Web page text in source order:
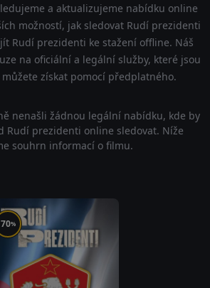
a aktualizujeme nabídku online
možností, jak sledovat Rudí prezidenti
Rudí prezidenti ke stažení offline. Náš
na oficiální a legální služby, které jsou
získat pomocí předplatného.
nenašli žádnou legální nabídku, kde by
Rudí prezidenti online sledovat. Níže
souhrn informací o filmu.
70%